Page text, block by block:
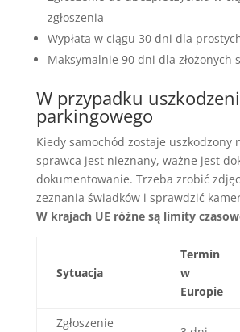
zgłoszenia
Wypłata w ciągu 30 dni dla
Maksymalnie 90 dni dla złożonych
W przypadku
parkingowego
Kiedy samochód zostaje uszkodzony
sprawca jest nieznany, ważne jest
dokumentowanie. Trzeba zrobić
zeznania świadków i sprawdzić
W krajach UE różne są limity
Sytuacja
Termin
w
Europie
Zgłoszenie